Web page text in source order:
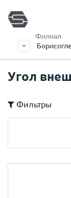
Филиал
Угол
Фильтры